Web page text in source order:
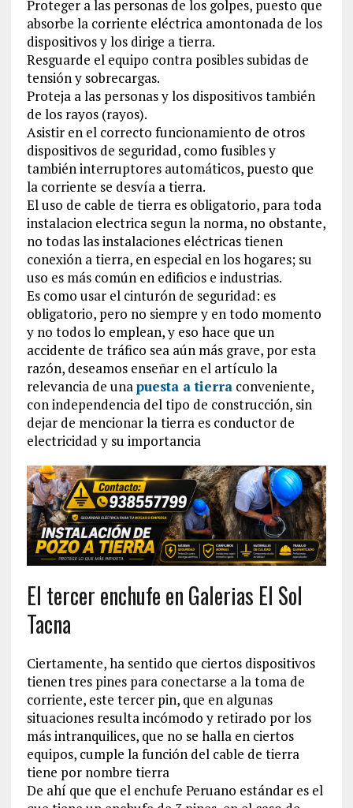
Proteger a las personas de los golpes, puesto que
absorbe la corriente eléctrica amontonada de los
dispositivos y los dirige a tierra.
Resguarde el equipo contra posibles subidas de
tensión y sobrecargas.
Proteja a las personas y los dispositivos también
de los rayos (rayos).
Asistir en el correcto funcionamiento de otros
dispositivos de seguridad, como fusibles y
también interruptores automáticos, puesto que
la corriente se desvía a tierra.
El uso de cable de tierra es obligatorio, para toda
instalacion electrica segun la norma, no obstante,
no todas las instalaciones eléctricas tienen
conexión a tierra, en especial en los hogares; su
uso es más común en edificios e industrias.
Es como usar el cinturón de seguridad: es
obligatorio, pero no siempre y en todo momento
y no todos lo emplean, y eso hace que un
accidente de tráfico sea aún más grave, por esta
razón, deseamos enseñar en el artículo la
relevancia de unapuesta a tierraconveniente,
con independencia del tipo de construcción, sin
dejar de mencionar la tierra es conductor de
electricidad y su importancia
El tercer enchufe en Galerias El Sol
Tacna
Ciertamente, ha sentido que ciertos dispositivos
tienen tres pines para conectarse a la toma de
corriente, este tercer pin, que en algunas
situaciones resulta incómodo y retirado por los
más intranquilices, que no se halla en ciertos
equipos, cumple la función del cable de tierra
tiene por nombre tierra
De ahí que que el enchufe Peruano estándar es el